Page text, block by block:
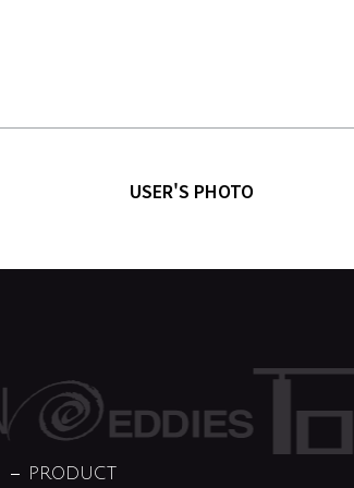
USER'S PHOTO
PRODUCT